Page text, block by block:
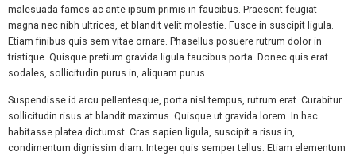
malesuada fames ac ante ipsum primis in faucibus. Praesent feugiat
magna nec nibh ultrices, et blandit velit molestie. Fusce in suscipit ligula.
Etiam finibus quis sem vitae ornare. Phasellus posuere rutrum dolor in
tristique. Quisque pretium gravida ligula faucibus porta. Donec quis erat
sodales, sollicitudin purus in, aliquam purus.
Suspendisse id arcu pellentesque, porta nisl tempus, rutrum erat. Curabitur
sollicitudin risus at blandit maximus. Quisque ut gravida lorem. In hac
habitasse platea dictumst. Cras sapien ligula, suscipit a risus in,
condimentum dignissim diam. Integer quis semper tellus. Etiam elementum